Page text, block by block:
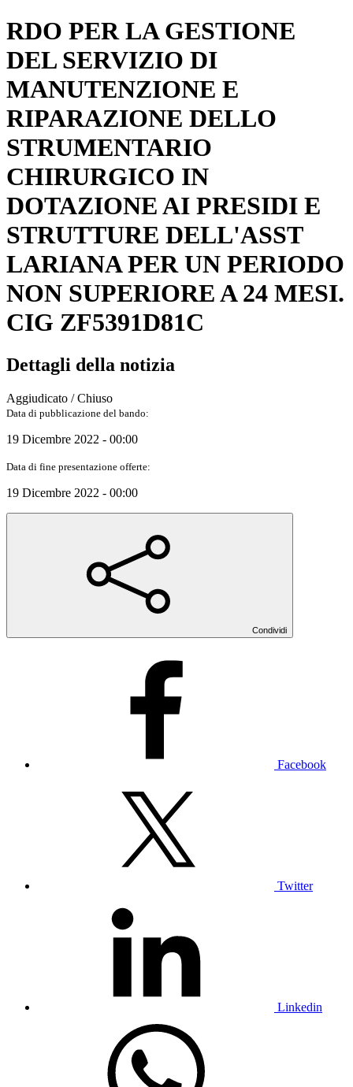
RDO PER LA GESTIONE
DEL SERVIZIO DI
MANUTENZIONE E
RIPARAZIONE DELLO
STRUMENTARIO
CHIRURGICO IN
DOTAZIONE AI PRESIDI E
STRUTTURE DELL'ASST
LARIANA PER UN PERIODO
NON SUPERIORE A 24 MESI.
CIG ZF5391D81C
Dettagli della notizia
Aggiudicato / Chiuso
Data di pubblicazione del bando:
19 Dicembre 2022 - 00:00
Data di fine presentazione offerte:
19 Dicembre 2022 - 00:00
Condividi
Facebook
Twitter
Linkedin